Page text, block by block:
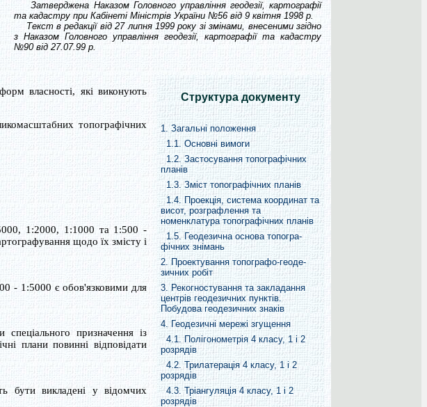
Затверджена Наказом Головного управління геодезії, картографії
та кадастру при Кабінеті Міністрів України №56 від 9 квітня 1998 р.
Текст в редакції від 27 липня 1999 року зі змінами, внесеними згідно
з Наказом Головного управління геодезії, картографії та кадастру
№90 від 27.07.99 р.
власності, які виконують
топографічних
1:2000, 1:1000 та 1:500 -
щодо їх змісту і
- 1:5000 є обов'язковими для
призначення із
плани повинні відповідати
бути викладені у відомчих
Структура документу
1. Загальні положення
1.1. Основні вимоги
1.2. Застосування топографічних
планів
1.3. Зміст топографічних планів
1.4. Проекція, система координат та
висот, розграфлення та
номенклатура топографічних планів
1.5. Геодезична основа топогра-
фічних знімань
2. Проектування топографо-геоде-
зичних робіт
3. Рекогностування та закладання
центрів геодезичних пунктів.
Побудова геодезичних знаків
4. Геодезичні мережі згущення
4.1. Полігонометрія 4 класу, 1 і 2
розрядів
4.2. Трилатерація 4 класу, 1 і 2
розрядів
4.3. Тріангуляція 4 класу, 1 і 2
розрядів